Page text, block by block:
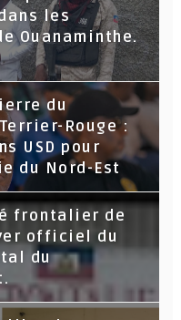
les
Ouanaminthe.
du
Rouge :
USD pour
du Nord-Est
frontalier de
officiel du
du